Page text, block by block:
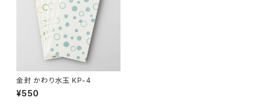
金封 かわり水玉 KP-4
¥550